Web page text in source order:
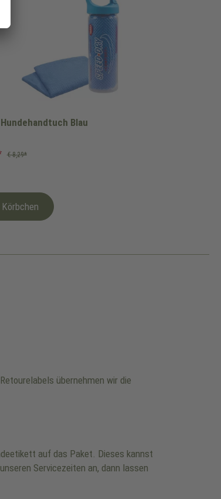
Blau
€ 8,29*
übernehmen wir die
auf das Paket. Dieses kannst
Servicezeiten an, dann lassen